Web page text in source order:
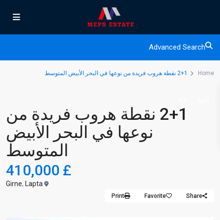
Advanced Search
Home 2+1 نقطة هروب فريدة من نوعها في البحر الأبيض المتوسط
2+1 نقطة هروب فريدة من
نوعها في البحر الأبيض
المتوسط
£ 410,000
Girne, Lapta
Share
Favorite
Print